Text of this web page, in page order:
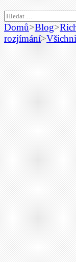
Vyhledávání
Domů>Blog>
rozjímání>